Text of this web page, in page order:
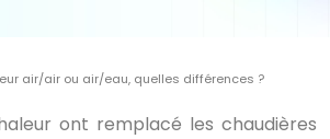
air/air ou air/eau, quelles différences ?
ont remplacé les chaudières